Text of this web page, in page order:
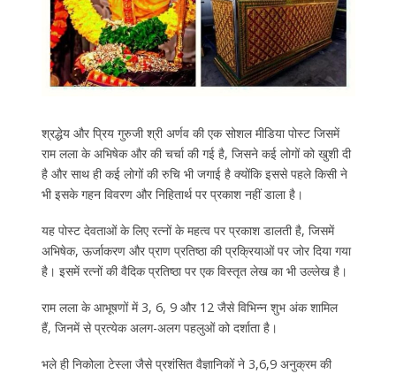
श्रद्धेय और प्रिय गुरुजी श्री अर्णव की एक सोशल मीडिया पोस्ट जिसमें
राम लला के अभिषेक और की चर्चा की गई है, जिसने कई लोगों को खुशी दी
है और साथ ही कई लोगों की रुचि भी जगाई है क्योंकि इससे पहले किसी ने
भी इसके गहन विवरण और निहितार्थ पर प्रकाश नहीं डाला है।
यह पोस्ट देवताओं के लिए रत्नों के महत्व पर प्रकाश डालती है, जिसमें
अभिषेक, ऊर्जाकरण और प्राण प्रतिष्ठा की प्रक्रियाओं पर जोर दिया गया
है। इसमें रत्नों की वैदिक प्रतिष्ठा पर एक विस्तृत लेख का भी उल्लेख है।
राम लला के आभूषणों में 3, 6, 9 और 12 जैसे विभिन्न शुभ अंक शामिल
हैं, जिनमें से प्रत्येक अलग-अलग पहलुओं को दर्शाता है।
भले ही निकोला टेस्ला जैसे प्रशंसित वैज्ञानिकों ने 3,6,9 अनुक्रम की